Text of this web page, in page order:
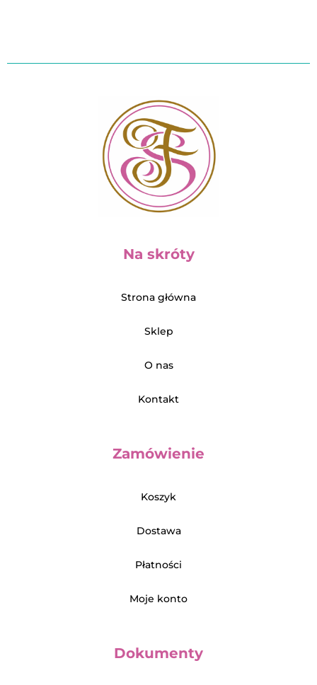
Na skróty
Strona główna
Sklep
O nas
Kontakt
Zamówienie
Koszyk
Dostawa
Płatności
Moje konto
Dokumenty